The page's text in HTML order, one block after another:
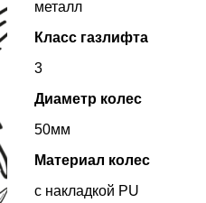
металл
Класс газлифта
3
Диаметр колес
50мм
Материал колес
с накладкой PU